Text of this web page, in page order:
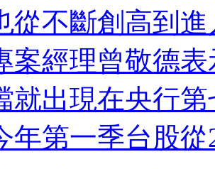
從不斷創高到
案經理曾敬德
就出現在央行
年第一季台股從